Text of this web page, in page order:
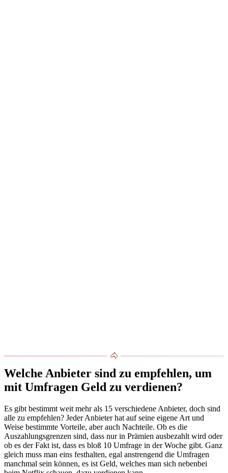
Welche Anbieter sind zu empfehlen, um
mit Umfragen Geld zu verdienen?
Es gibt bestimmt weit mehr als 15 verschiedene Anbieter, doch sind
alle zu empfehlen? Jeder Anbieter hat auf seine eigene Art und
Weise bestimmte Vorteile, aber auch Nachteile. Ob es die
Auszahlungsgrenzen sind, dass nur in Prämien ausbezahlt wird oder
ob es der Fakt ist, dass es bloß 10 Umfrage in der Woche gibt. Ganz
gleich muss man eins festhalten, egal anstrengend die Umfragen
manchmal sein können, es ist Geld, welches man sich nebenbei